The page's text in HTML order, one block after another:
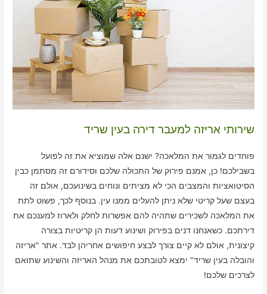
שירותי אריזה למעבר דירה בעין שריד
פוחדים לגמור את המלאכה? ישנם אלה שמוציא את זה לפועל
בשבילכם! כן, אמנם פירוק של התכולה שלכם וסידורם זה מסתמן כבין
הסיטואציות והמצבים הכי לא מציתים ונוחים בשינועכם, אולם זה
בעצם שעל קריטי שלא ניתן להעלים ממנו עין. בנוסף לכך, פשוט לתת
את המלאכה לשכירים שתהיה להם אפשרות לחלק ולארוז למענכם את
דירתכם. כשאנחנו דנים בפירוק ושינוע דעות הן קריטיות בצורה
קיצונית, אולם לא קיים צורך לבצע חיפושים אחריהן לבד. אתר "אריזה
והובלה בעין שריד" ימצא לטובתכם את מנהל האריזה והשינוע שתואם
לצרכים שלכם!